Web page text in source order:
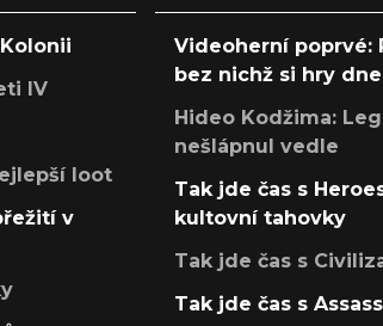
IV
loot
v
Videoherní poprvé:
bez nichž si hry
Hideo Kodžima:
nešlápnul vedle
Tak jde čas s
kultovní tahovky
Tak jde čas s
Tak jde čas s